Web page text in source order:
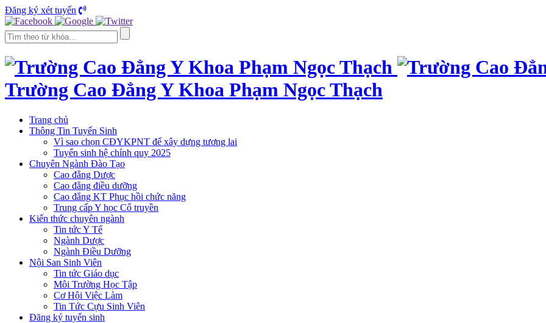
Đăng ký xét tuyển
Trường Cao Đẳng Y Khoa Phạm Ngọc Thạch
Trang chủ
Thông Tin Tuyển Sinh
Vì sao chọn CĐYKPNT để xây dựng tương lai
Tuyển sinh hệ chính quy 2025
Chuyên Ngành Đào Tạo
Cao đẳng Dược
Cao đẳng điều dưỡng
Cao đẳng KT Phục hồi chức năng
Trung cấp Y học Cổ truyền
Kiến thức chuyên ngành
Tin tức Y Tế
Ngành Dược
Ngành Điều Dưỡng
Nội San Sinh Viên
Tin tức Giáo dục
Môi Trường Học Tập
Cơ Hội Việc Làm
Tin Tức Cựu Sinh Viên
Đăng ký tuyển sinh